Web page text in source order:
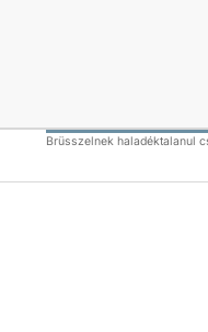
Brüsszelnek haladéktalanul